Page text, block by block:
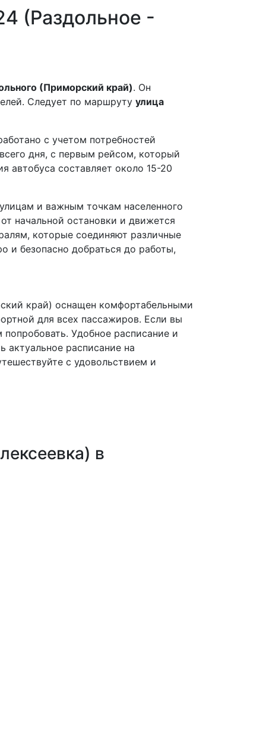
(Раздольное -
(Приморский край). Он
Следует по маршруту улица
с учетом потребностей
дня, с первым рейсом, который
автобуса составляет около 15-20
и важным точкам населенного
начальной остановки и движется
которые соединяют различные
и безопасно добраться до работы,
край) оснащен комфортабельными
для всех пассажиров. Если вы
Удобное расписание и
расписание на
с удовольствием и
в